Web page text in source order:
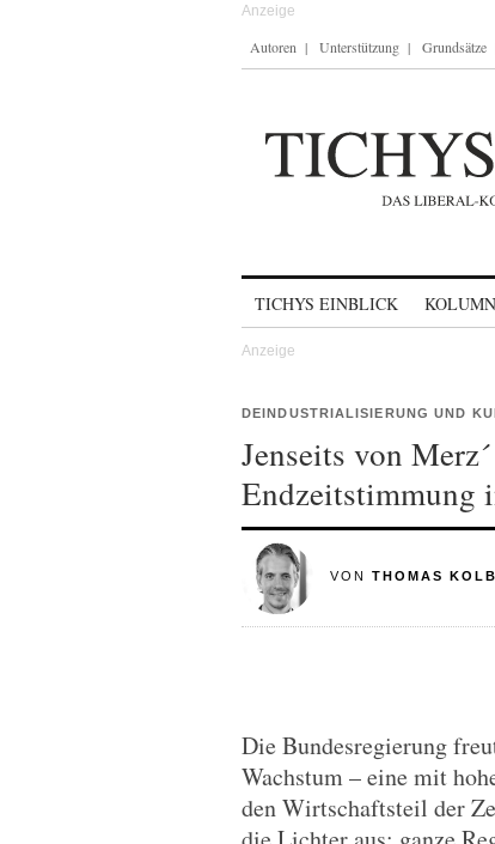
Autoren Unterstützung Grundsätze
TICHYS EINBLICK
DEINDUSTRIALISIERUNG UND
Jenseits von
Endzeitstimmung
VON THOMAS
Die Bundesregierung
Wachstum – eine mit
den Wirtschaftsteil der